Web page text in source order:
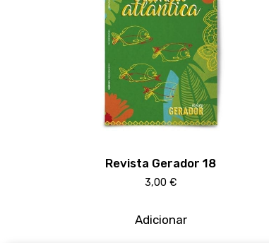
Revista Gerador 18
3,00 €
Adicionar